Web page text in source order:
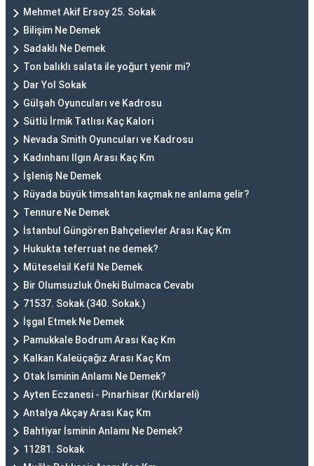
Mehmet Akif Ersoy 25. Sokak
Bilişim Ne Demek
Sadaklı Ne Demek
Ton balıklı salata ile yoğurt yenir mi?
Dar Yol Sokak
Gülşah Oyuncuları ve Kadrosu
Sütlü İrmik Tatlısı Kaç Kalori
Nevada Smith Oyuncuları ve Kadrosu
Kadınhanı Ilgın Arası Kaç Km
İşleniş Ne Demek
Rüyada büyük timsahtan kaçmak ne anlama gelir?
Tennure Ne Demek
İstanbul Güngören Bahçelievler Arası Kaç Km
Hukukta teferruat ne demek?
Müteselsil Kefil Ne Demek
Bir Olumsuzluk Öneki Bulmaca Cevabı
71537. Sokak (340. Sokak.)
İşgal Etmek Ne Demek
Pamukkale Bodrum Arası Kaç Km
Kalkan Kaleüçağız Arası Kaç Km
Otak İsminin Anlamı Ne Demek?
Ayten Eczanesi - Pınarhisar (Kırklareli)
Antalya Akçay Arası Kaç Km
Bahtiyar İsminin Anlamı Ne Demek?
11281. Sokak